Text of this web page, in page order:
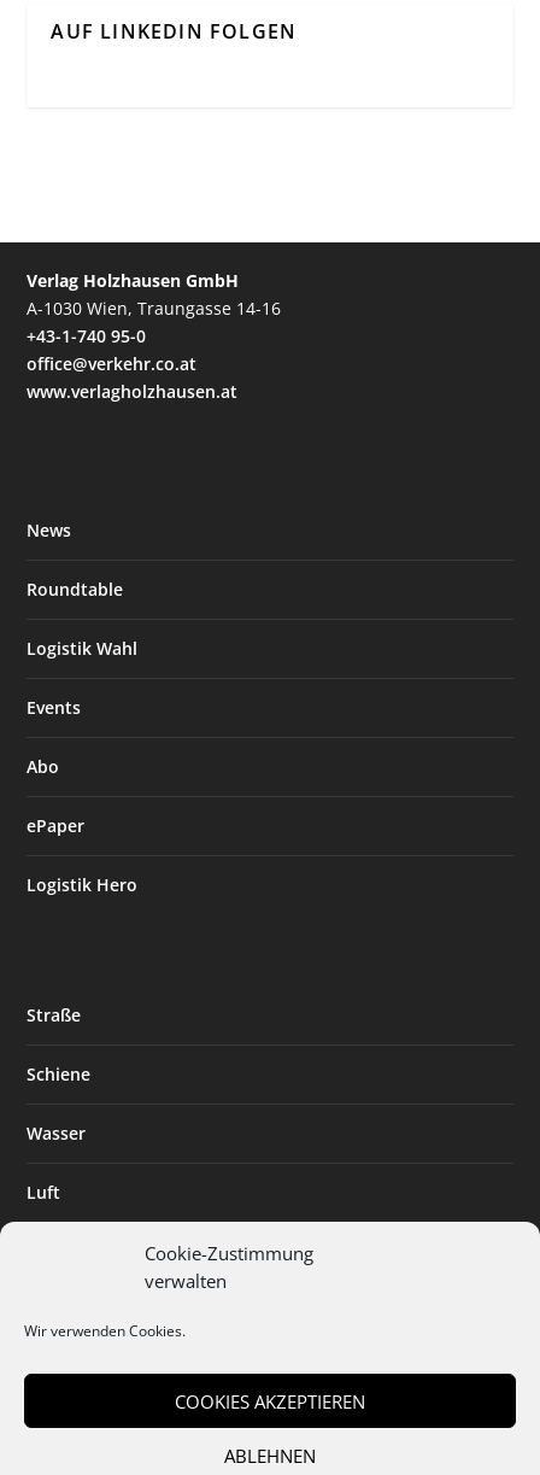
Cookie-Zustimmung
verwalten
Wir verwenden Cookies.
COOKIES AKZEPTIEREN
ABLEHNEN
AUF LINKEDIN FOLGEN
Verlag Holzhausen GmbH
A-1030 Wien, Traungasse 14-16
+43-1-740 95-0
office@verkehr.co.at
www.verlagholzhausen.at
News
Roundtable
Logistik Wahl
Events
Abo
ePaper
Logistik Hero
Straße
Schiene
Wasser
Luft
Digitalisierung